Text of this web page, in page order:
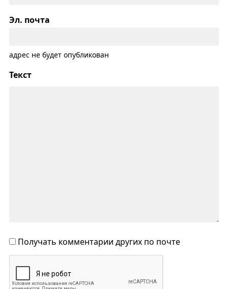
Эл. почта
адрес не будет опубликован
Текст
Получать комментарии других по почте